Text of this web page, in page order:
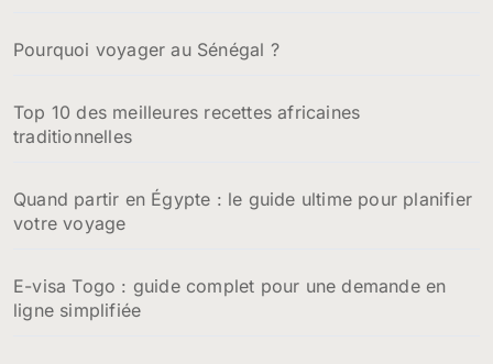
Pourquoi voyager au Sénégal ?
Top 10 des meilleures recettes africaines
traditionnelles
Quand partir en Égypte : le guide ultime pour planifier
votre voyage
E-visa Togo : guide complet pour une demande en
ligne simplifiée